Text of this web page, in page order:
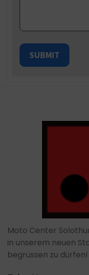
SUBMIT
Moto Center
in unserem neuen
begrüssen zu dürfen!